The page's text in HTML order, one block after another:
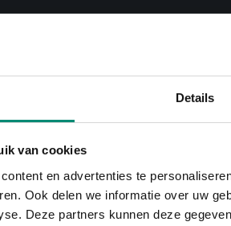
Details
van cookies
en advertenties te
Ook delen we informatie over uw
Deze partners kunnen deze